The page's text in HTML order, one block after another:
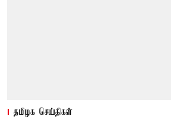
தமிழக செய்திகள்